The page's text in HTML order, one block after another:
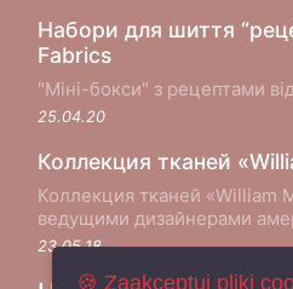
Набори для шиття
Fabrics
"Міні-бокси" з рецептами
25.04.20
Коллекция тканей
Коллекция тканей «William
ведущими дизайнерами
производителя хлопковых
23.05.18
🍪 Zaakceptuj pliki